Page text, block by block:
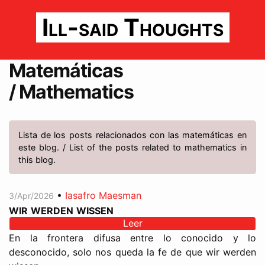
Ill-said Thoughts
Matemáticas
/ Mathematics
Lista de los posts relacionados con las matemáticas en
este blog. / List of the posts related to mathematics in
this blog.
3/Apr/2026 • Iasafro Maesman
wir werden wissen
Leer
En la frontera difusa entre lo conocido y lo
desconocido, solo nos queda la fe de que wir werden